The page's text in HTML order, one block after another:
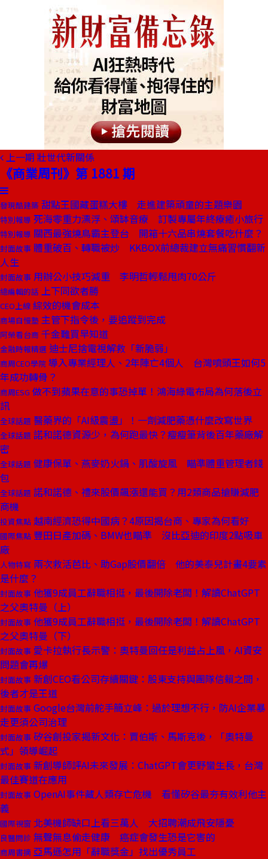
上一期 壯世代新關係
《商業周刊》第 1881 期
發現酷建築 甜點王國藏蛋糕大樓 走進建築頑童的主題樂園
特別報導 死海零重力漂浮、頌缽音療 訂製專屬年終療癒小旅行
特別報導 關西最強燒鳥霸主登台 開箱十六品串燒套餐吃什麼？
封面故事 體重破百、轉職被炒 KKBOX前總裁建立無痛習慣翻新
人生
封面故事 用辦公小技巧減重 李明哲輕鬆甩肉70公斤
總編輯的話 上下同欲者勝
CEO上線 綜效的機會成本
商場自慢塾 主管下指令後，要追蹤到完成
阿榮看台商 千金難買早知道
金融時報精選 迪士尼捨電視解救「新脆弱」
商周CEO學院 導入專業經理人、2年陣亡4個人 台灣噴頭王如何5
年成功轉骨？
商周ESG 做不到蘋果在意的事恐掉單！鴻海綠電布局為何落後立
訊
全球話題 醫藥界的「AI級震盪」！一劑減肥藥憑什麼改寫世界
全球話題 諾和諾德資源少，為何跑最快？瘦瘦筆背後百年藥廠解
密
全球話題 健康保單、燕麥奶火鍋、肌酸旋風 瞄準體重管理者錢
包
全球話題 諾和諾德、禮來股價飆漲還能買？用2類商品搶賺減肥
商機
投資焦點 越南經濟恐得中國病？4原因揭台商、專家為何看好
國際焦點 豐田日產加碼、BMW也瞄準 沒比亞迪的印度2點吸車
廠
人物特寫 兩次救活芭比、助Gap股價翻倍 他的美泰兒計畫4要素
是什麼？
封面故事 他獲9成員工辭職相挺，最後開除老闆！解讀ChatGPT
之父奧特曼（上）
封面故事 他獲9成員工辭職相挺，最後開除老闆！解讀ChatGPT
之父奧特曼（下）
封面故事 愛卡拉執行長示警：奧特曼回任是利益占上風，AI資安
問題會再爆
封面故事 新創CEO看公司存續關鍵：股東支持與團隊信賴之間，
後者才是王道
封面故事 Google台灣前舵手簡立峰：過於理想不行，防AI企業暴
走更須公司治理
封面故事 矽谷創投家揭新文化：賈伯斯、馬斯克後，「奧特曼
式」領導崛起
封面故事 新創導師評AI未來發展：ChatGPT會更野蠻生長，台灣
最佳賽道在應用
封面故事 OpenAI事件藏人類存亡危機 看懂矽谷最夯有效利他主
義
國際視窗 北美機師缺口上看三萬人 大招聘潮成飛安隱憂
良醫問診 無聲無息偷走健康 癌症會發生恐是它害的
商周書摘 亞馬遜怎用「辭職獎金」找出優秀員工